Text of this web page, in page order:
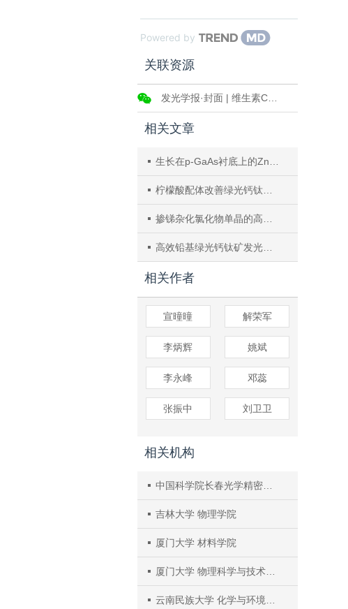
Powered by
关联资源
发光学报·封面 | 维生素C添加剂改善纯红锡基钙钛矿电致发光性能
相关文章
生长在p-GaAs衬底上的ZnO基异质结二极管电致发光
柠檬酸配体改善绿光钙钛矿发光二极管发光效率
掺锑杂化氯化物单晶的高效稳定宽带发光与全光谱LED应用
高效铅基绿光钙钛矿发光二极管研究进展：材料合成与器件性能优化
相关作者
宣曈曈 解荣军
李炳辉 姚斌
李永峰 邓蕊
张振中 刘卫卫
相关机构
中国科学院长春光学精密机械与物理研究所 激发态物理重点实验室
吉林大学 物理学院
厦门大学 材料学院
厦门大学 物理科学与技术学院
云南民族大学 化学与环境学院， 云南省高校绿色化学材料重点实验室， 云南省手性功能物质与利用重点实验室